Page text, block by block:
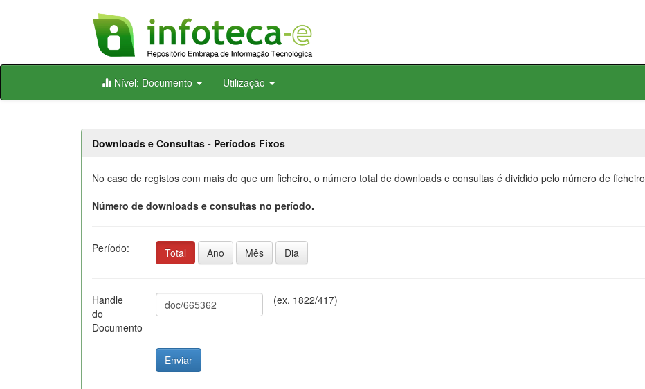
Skip
Nível: Documento Utilização
Downloads e Consultas - Períodos Fixos
No caso de registos com mais do que um ficheiro, o número total de downloads e consultas é dividido pelo número de
Número de downloads e consultas no período.
Período: Total Ano Mês Dia
Handle
do
Documento
(ex. 1822/417)